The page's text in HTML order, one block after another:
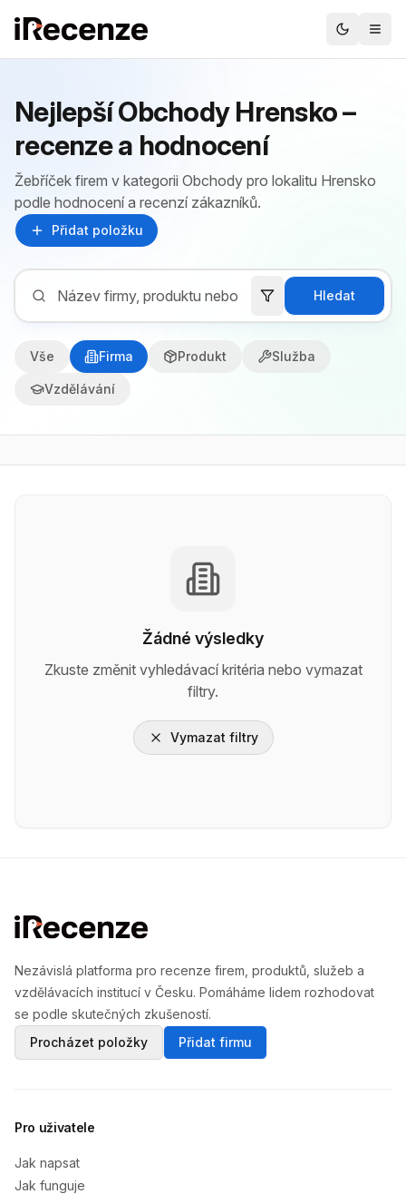
Nejlepší Obchody Hrensko –
recenze a hodnocení
Žebříček firem v kategorii Obchody pro lokalitu Hrensko
podle hodnocení a recenzí zákazníků.
Přidat položku
Hledat
Vše Firma Produkt Služba
Vzdělávání
Žádné výsledky
Zkuste změnit vyhledávací kritéria nebo vymazat
filtry.
Vymazat filtry
Nezávislá platforma pro recenze firem, produktů, služeb a
vzdělávacích institucí v Česku. Pomáháme lidem rozhodovat
se podle skutečných zkušeností.
Procházet položky
Přidat firmu
Pro uživatele
Jak napsat
Jak funguje